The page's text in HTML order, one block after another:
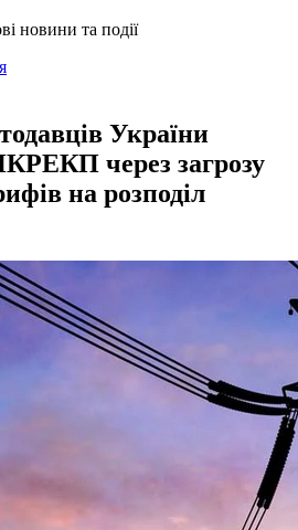
новини та події
України
через загрозу
на розподіл